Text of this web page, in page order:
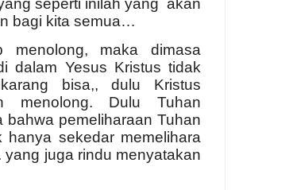
seperti inilah yang akan
bagi kita semua…
menolong, maka dimasa
dalam Yesus Kristus tidak
bisa,, dulu Kristus
menolong. Dulu Tuhan
bahwa pemeliharaan Tuhan
sekedar memelihara
juga rindu menyatakan